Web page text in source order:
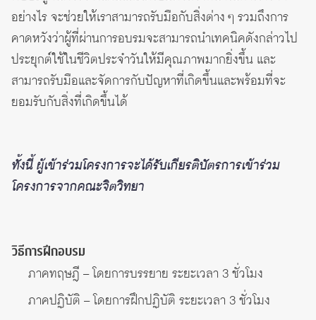
อย่างไร จะช่วยให้เราสามารถรับมือกับสิ่งต่าง ๆ รวมถึงการ
คาดหวังว่าผู้ที่ผ่านการอบรมจะสามารถนำเทคนิคดังกล่าวไป
ประยุกต์ใช้ในชีวิตประจำวันให้มีคุณภาพมากยิ่งขึ้น และ
สามารถรับมือและจัดการกับปัญหาที่เกิดขึ้นและพร้อมที่จะ
ยอมรับกับสิ่งที่เกิดขึ้นได้
ทั้งนี้ ผู้เข้าร่วมโครงการจะได้รับเกียรติบัตรการเข้าร่วม
โครงการจากคณะจิตวิทยา
วิธีการฝึกอบรม
ภาคทฤษฎี – โดยการบรรยาย ระยะเวลา 3 ชั่วโมง
ภาคปฏิบัติ – โดยการฝึกปฏิบัติ ระยะเวลา 3 ชั่วโมง